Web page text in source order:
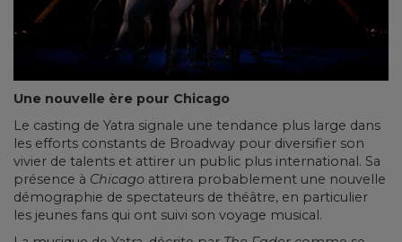
Une nouvelle ère pour Chicago
Le casting de Yatra signale une tendance plus large dans
les efforts constants de Broadway pour diversifier son
vivier de talents et attirer un public plus international. Sa
présence à Chicago attirera probablement une nouvelle
démographie de spectateurs de théâtre, en particulier
les jeunes fans qui ont suivi son voyage musical.